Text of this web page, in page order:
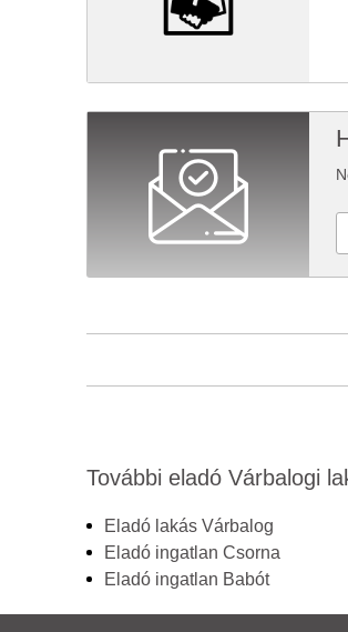
További eladó Várbalogi
Eladó lakás Várbalog
Eladó ingatlan Csorna
Eladó ingatlan Babót